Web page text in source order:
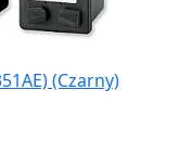
(Czarny)